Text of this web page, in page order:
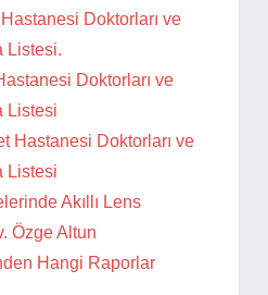
Doktorları ve
Listesi.
Doktorları ve
Listesi
Hastanesi Doktorları ve
Listesi
Akıllı Lens
Özge Altun
Hangi Raporlar